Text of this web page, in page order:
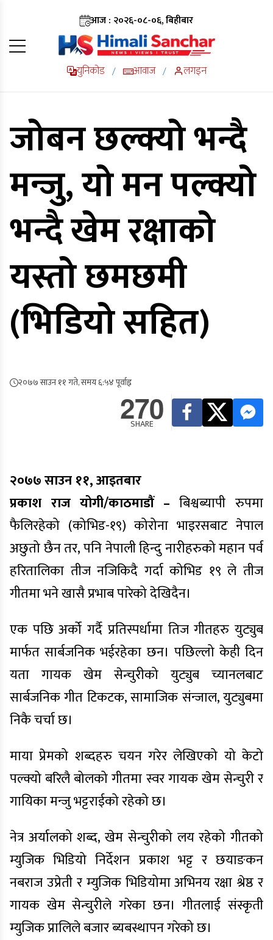
आज : २०२६-०८-०६, बिहीबार
युनिकोड / आवाज / लगइन
जोबन छल्क्यो भन्दै
मन्जु, यो मन पल्क्यो
भन्दै खेम रक्षाको
यस्तो छमछमी
(भिडियो सहित)
२०७७ साउन ११ गते, समय ६:५४ पूर्वाह्न
270
SHARE
२०७७ साउन ११, आइतबार
प्रकाश राज योगी/काठमाडौं – बिश्वब्यापी रुपमा
फैलिरहेको (कोभिड-१९) कोरोना भाइरसबाट नेपाल
अछुतो छैन तर, पनि नेपाली हिन्दु नारीहरुको महान पर्व
हरितालिका तीज नजिकिदै गर्दा कोभिड १९ ले तीज
गीतमा भने खासै प्रभाब पारेको देखिदैन।
एक पछि अर्को गर्दै प्रतिस्पर्धामा तिज गीतहरु युट्युब
मार्फत सार्बजनिक भईरहेका छन। पछिल्लो केही दिन
यता गायक खेम सेन्चुरीको युट्युब च्यानलबाट
सार्बजनिक गीत टिकटक, सामाजिक संन्जाल, युट्युबमा
निकै चर्चा छ।
माया प्रेमको शब्दहरु चयन गरेर लेखिएको यो केटो
पल्क्यो बरिलै बोलको गीतमा स्वर गायक खेम सेन्चुरी र
गायिका मन्जु भट्टराईको रहेको छ।
नेत्र अर्यालको शब्द, खेम सेन्चुरीको लय रहेको गीतको
म्युजिक भिडियो निर्देशन प्रकाश भट्ट र छयाङकन
नबराज उप्रेती र म्युजिक भिडियोमा अभिनय रक्षा श्रेष्ठ र
गायक खेम सेन्चुरीले गरेका छन। गीतलाई संस्कृती
म्युजिक प्रालिले बजार ब्यबस्थापन गरेको छ।